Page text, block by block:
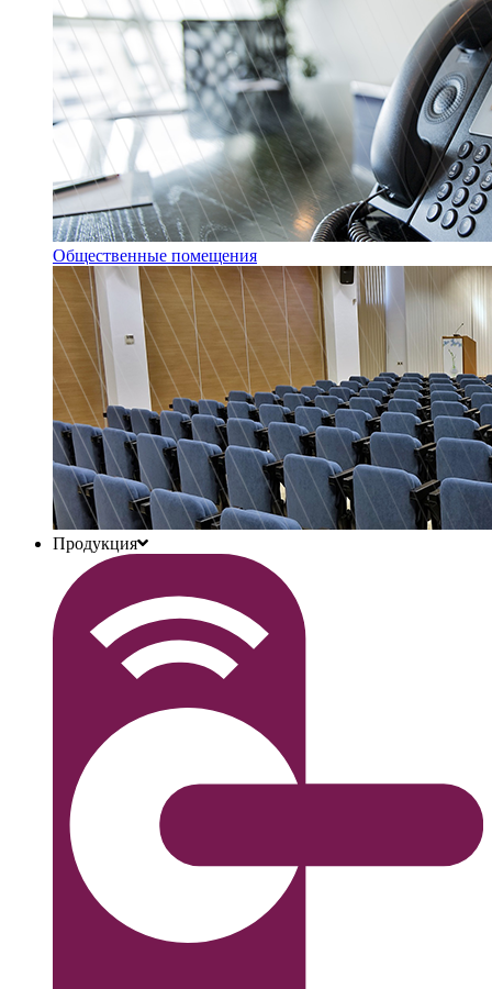
Общественные помещения
Продукция